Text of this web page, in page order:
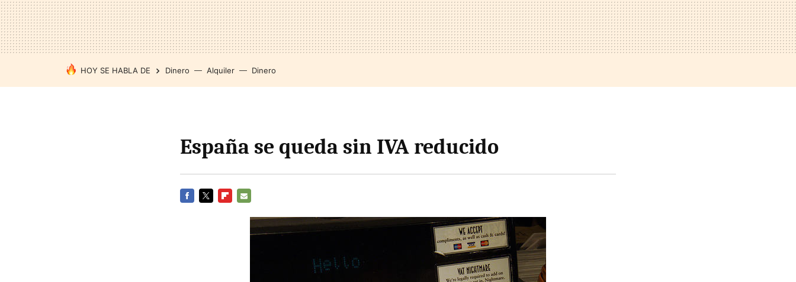
HOY SE HABLA DE Dinero Alquiler Dinero
España se queda sin IVA reducido